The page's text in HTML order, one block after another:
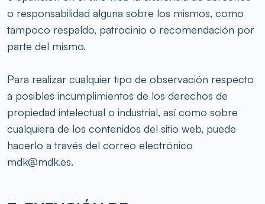
o responsabilidad alguna sobre los mismos, como
tampoco respaldo, patrocinio o recomendación por
parte del mismo.
Para realizar cualquier tipo de observación respecto
a posibles incumplimientos de los derechos de
propiedad intelectual o industrial, así como sobre
cualquiera de los contenidos del sitio web, puede
hacerlo a través del correo electrónico
mdk@mdk.es.